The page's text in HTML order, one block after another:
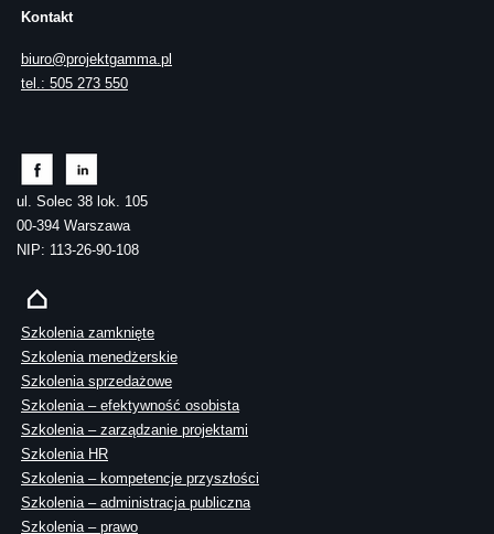
Kontakt
biuro@projektgamma.pl
tel.: 505 273 550
ul. Solec 38 lok. 105
00-394 Warszawa
NIP: 113-26-90-108
Szkolenia zamknięte
Szkolenia menedżerskie
Szkolenia sprzedażowe
Szkolenia – efektywność osobista
Szkolenia – zarządzanie projektami
Szkolenia HR
Szkolenia – kompetencje przyszłości
Szkolenia – administracja publiczna
Szkolenia – prawo